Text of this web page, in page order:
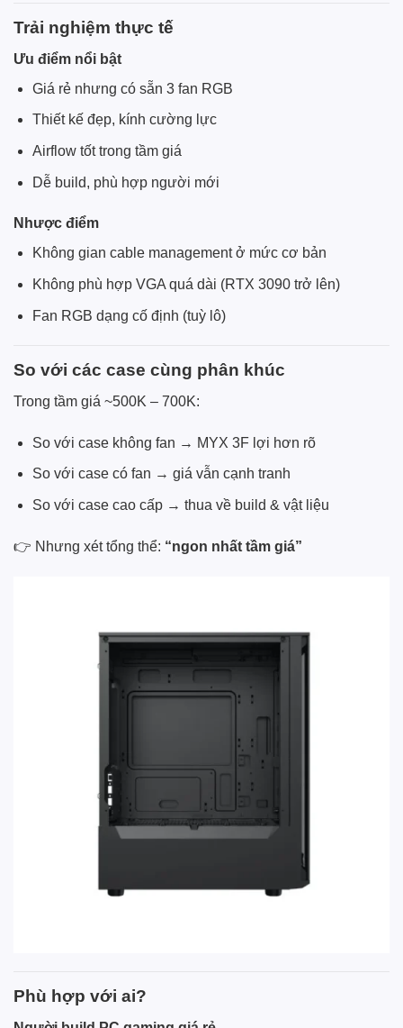
Trải nghiệm thực tế
Ưu điểm nổi bật
Giá rẻ nhưng có sẵn 3 fan RGB
Thiết kế đẹp, kính cường lực
Airflow tốt trong tầm giá
Dễ build, phù hợp người mới
Nhược điểm
Không gian cable management ở mức cơ bản
Không phù hợp VGA quá dài (RTX 3090 trở lên)
Fan RGB dạng cố định (tuỳ lô)
So với các case cùng phân khúc
Trong tầm giá ~500K – 700K:
So với case không fan → MYX 3F lợi hơn rõ
So với case có fan → giá vẫn cạnh tranh
So với case cao cấp → thua về build & vật liệu
👉 Nhưng xét tổng thể: “ngon nhất tầm giá”
Phù hợp với ai?